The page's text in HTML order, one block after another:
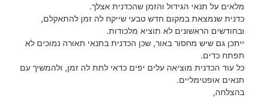
מלאים על תנאי הגידול והזמן שהכדנית אצלך.
כדנית שנמצאת במקום חדש טבעי שייקח לה זמן להתאקלם,
ובחודשים הראשונים לא תוציא מלכודות.
ייתכן גם שיש מחסור באור, שכן הכדנית בתנאי תאורה נמוכים לא
תפתח כדים.
כל עוד הכדנית מוציאה עלים יפים כדאי לתת לה זמן, ולהמשיך עם
תנאים אופטימליים.
בהצלחה,